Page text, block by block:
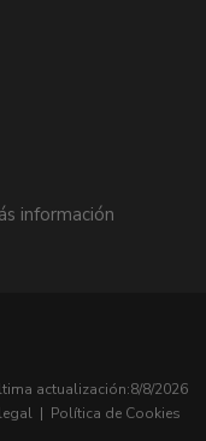
actualización:8/8/2026
| Política de Cookies